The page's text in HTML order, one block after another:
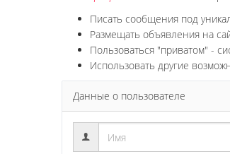
Писать сообщения под
Размещать объявления на
Пользоваться "приватом" -
Использовать другие
Данные о пользователе